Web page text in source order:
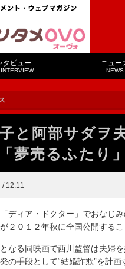
タビュー ニュー
NEWS
と阿部サダヲ
夢売るふたり
/ 12:11
ディア・ドクター」でおなじ
２０１２年秋に全国公開するこ
なる同映画で西川監督は夫婦
の手段として“結婚詐欺”を計